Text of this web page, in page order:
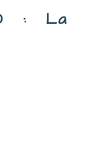
: La